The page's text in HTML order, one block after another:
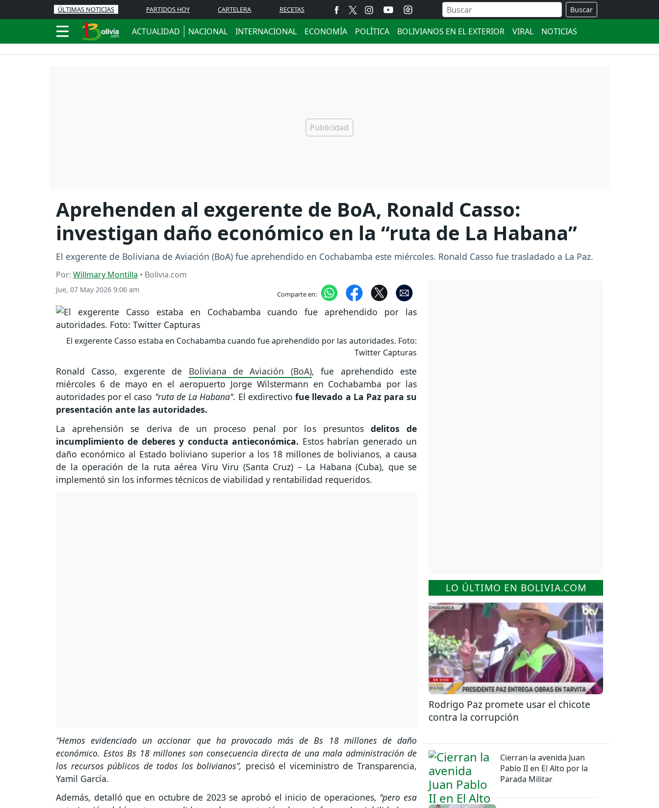
ÚLTIMAS NOTICIAS PARTIDOS HOY CARTELERA RECETAS Buscar
ACTUALIDAD NACIONAL INTERNACIONAL ECONOMÍA POLÍTICA BOLIVIANOS EN EL EXTERIOR VIRAL NOTICIAS
Aprehenden al exgerente de BoA, Ronald Casso:
investigan daño económico en la “ruta de La Habana”
El exgerente de Boliviana de Aviación (BoA) fue aprehendido en Cochabamba este miércoles. Ronald Casso fue trasladado a La Paz.
Por: Willmary Montilla • Bolivia.com
Jue, 07 May 2026 9:06 am Comparte en:
El exgerente Casso estaba en Cochabamba cuando fue aprehendido por las autoridades. Foto:
Twitter Capturas
Ronald Casso, exgerente de Boliviana de Aviación (BoA), fue aprehendido este
miércoles 6 de mayo en el aeropuerto Jorge Wilstermann en Cochabamba por las
autoridades por el caso "ruta de La Habana". El exdirectivo fue llevado a La Paz para su
presentación ante las autoridades.
La aprehensión se deriva de un proceso penal por los presuntos delitos de
incumplimiento de deberes y conducta antieconómica. Estos habrían generado un
daño económico al Estado boliviano superior a los 18 millones de bolivianos, a causa
de la operación de la ruta aérea Viru Viru (Santa Cruz) – La Habana (Cuba), que se
implementó sin los informes técnicos de viabilidad y rentabilidad requeridos.
“Hemos evidenciado un accionar que ha provocado más de Bs 18 millones de daño
económico. Estos Bs 18 millones son consecuencia directa de una mala administración de
los recursos públicos de todos los bolivianos”, precisó el viceministro de Transparencia,
Yamil García.
Además, detalló que en octubre de 2023 se aprobó el inicio de operaciones, "pero esa
LO ÚLTIMO EN BOLIVIA.COM
Rodrigo Paz promete usar el chicote
contra la corrupción
Cierran la avenida Juan
Pablo II en El Alto por la
Parada Militar